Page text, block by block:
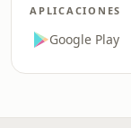
APLICACIONES
Google Play